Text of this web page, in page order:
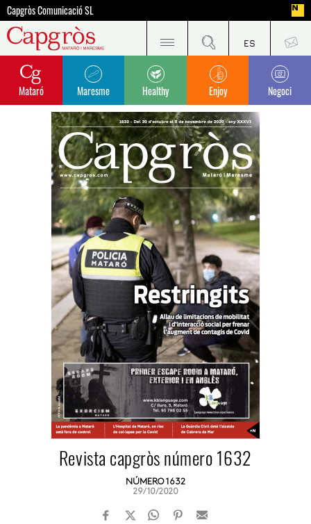
Capgròs Comunicació SL
Mataró Maresme Healthy Enjoy Negoci
Revista capgròs número 1632
NÚMERO 1632
29/10/2020